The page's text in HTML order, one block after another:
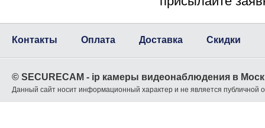
Контакты Оплата Доставка Скидки
© SECURECAM - ip камеры видеонаблюдения в
Данный сайт носит информационный характер и не является публичной